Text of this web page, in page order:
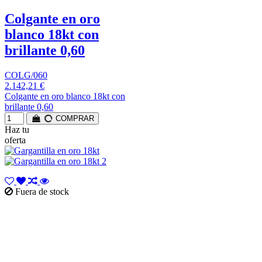
Colgante en oro
blanco 18kt con
brillante 0,60
COLG/060
2.142,21 €
Colgante en oro blanco 18kt con
brillante 0,60
COMPRAR
Haz tu
oferta
Fuera de stock